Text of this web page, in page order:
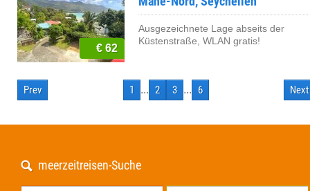
€ 62
Ausgezeichnete Lage abseits der
Küstenstraße, WLAN gratis!
Prev 1 ... 2 3 ... 6 Next
meerzeitreisen-Suche